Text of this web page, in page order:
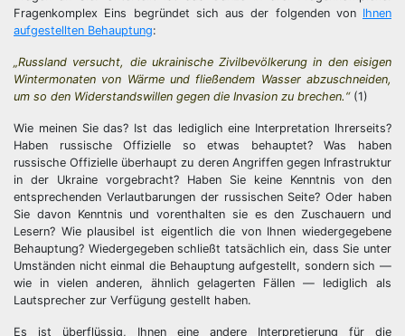
Fragenkomplex Eins begründet sich aus der folgenden von Ihnen
aufgestellten Behauptung:
„Russland versucht, die ukrainische Zivilbevölkerung in den eisigen
Wintermonaten von Wärme und fließendem Wasser abzuschneiden,
um so den Widerstandswillen gegen die Invasion zu brechen.“(1)
Wie meinen Sie das? Ist das lediglich eine Interpretation Ihrerseits?
Haben russische Offizielle so etwas behauptet? Was haben
russische Offizielle überhaupt zu deren Angriffen gegen Infrastruktur
in der Ukraine vorgebracht? Haben Sie keine Kenntnis von den
entsprechenden Verlautbarungen der russischen Seite? Oder haben
Sie davon Kenntnis und vorenthalten sie es den Zuschauern und
Lesern? Wie plausibel ist eigentlich die von Ihnen wiedergegebene
Behauptung? Wiedergegeben schließt tatsächlich ein, dass Sie unter
Umständen nicht einmal die Behauptung aufgestellt, sondern sich —
wie in vielen anderen, ähnlich gelagerten Fällen — lediglich als
Lautsprecher zur Verfügung gestellt haben.
Es ist überflüssig, Ihnen eine andere Interpretierung für die